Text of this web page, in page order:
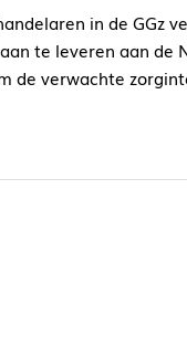
in de GGz
te leveren aan de
de verwachte